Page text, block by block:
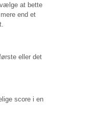
at bette
end et
eller det
score i en